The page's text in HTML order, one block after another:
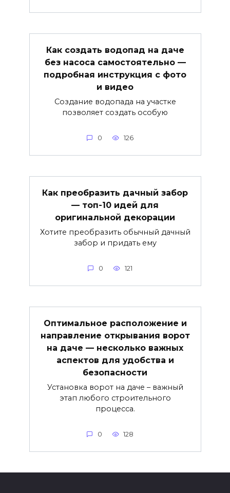
Как создать водопад на даче
без насоса самостоятельно —
подробная инструкция с фото
и видео
Создание водопада на участке
позволяет создать особую
0 126
Как преобразить дачный забор
— топ-10 идей для
оригинальной декорации
Хотите преобразить обычный дачный
забор и придать ему
0 121
Оптимальное расположение и
направление открывания ворот
на даче — несколько важных
аспектов для удобства и
безопасности
Установка ворот на даче – важный
этап любого строительного
процесса.
0 128